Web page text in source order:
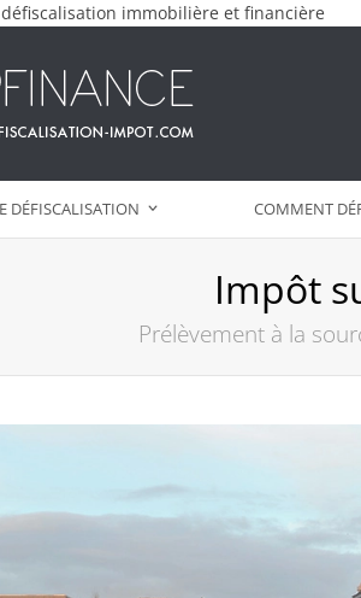
immobilière et financière
DÉFISCALISATION COMMENT
Impôt
Prélèvement à la